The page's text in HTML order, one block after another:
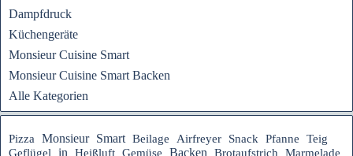
Dampfdruck
Küchengeräte
Monsieur Cuisine Smart
Monsieur Cuisine Smart Backen
Alle Kategorien
Pizza Monsieur Smart Beilage Airfreyer Snack Pfanne
Teig
Geflügel
in Heißluft Gemüse Backen Brotaufstrich Marmelade